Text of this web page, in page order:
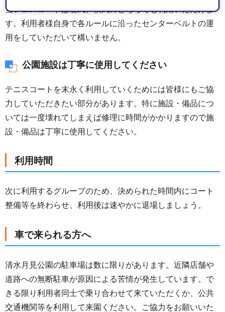
当テニスコートは硬式、軟式のどちらでも利用いただけま
す。利用者様自身で各ルールに沿ったセンターベルトの運
用をしていただいて構いません。
公園施設は丁寧に使用してください
テニスコートを末永く利用していくためには皆様にもご協
力していただきたい部分があります。特に施設・備品につ
いては一度壊れてしまえば修理に時間がかかりますので施
設・備品は丁寧に使用してください。
利用時間
次に利用するグループのため、決められた時間内にコート
整備等を終わらせ、利用後は速やかに退場しましょう。
車で来られる方へ
清水月見公園の駐車場は数に限りがあります。近隣店舗や
道路への無断駐車が原因による苦情が発生しています。で
きる限り利用者同士で乗り合わせて来ていただくか、公共
交通機関等を利用して来園ください。ご協力をお願いいた